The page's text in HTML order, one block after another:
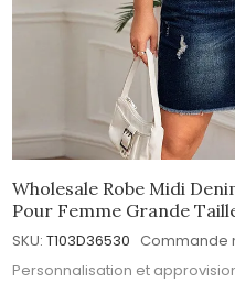
Wholesale Robe Midi
Pour Femme Grande
SKU: T103D36530 Commande
Personnalisation et